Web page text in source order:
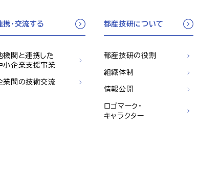
携・交流する
機関と連携した
小企業支援事業
業間の技術交流
都産技研について
都産技研の役割
組織体制
情報公開
ロゴマーク・
キャラクター